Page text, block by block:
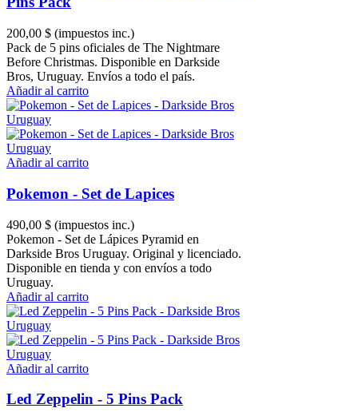
200,00 $ (impuestos inc.)
Pack de 5 pins oficiales de The Nightmare
Before Christmas. Disponible en Darkside
Bros, Uruguay. Envíos a todo el país.
Añadir al carrito
Añadir al carrito
Pokemon - Set de Lapices
490,00 $ (impuestos inc.)
Pokemon - Set de Lápices Pyramid en
Darkside Bros Uruguay. Original y licenciado.
Disponible en tienda y con envíos a todo
Uruguay.
Añadir al carrito
Añadir al carrito
Led Zeppelin - 5 Pins Pack